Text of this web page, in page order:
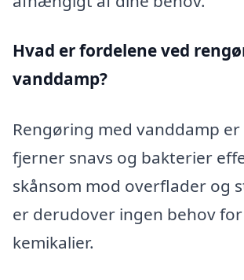
Hvad er fordelene ved
vanddamp?
Rengøring med vanddamp
fjerner snavs og bakterier
skånsom mod overflader og
er derudover ingen behov
kemikalier.